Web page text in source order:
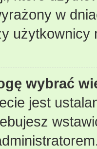
w
użytkownicy
wybrać
jest